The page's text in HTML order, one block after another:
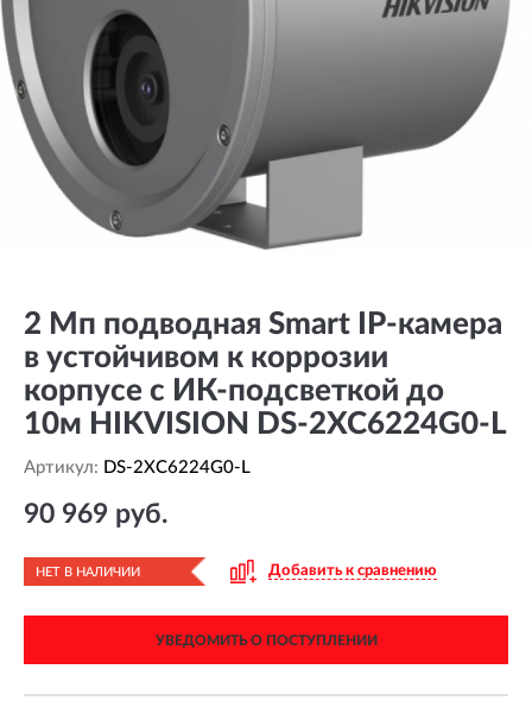
2 Мп подводная Smart IP-камера
в устойчивом к коррозии
корпусе c ИК-подсветкой до
10м HIKVISION DS-2XC6224G0-L
Артикул: DS-2XC6224G0-L
90 969 руб.
НЕТ В НАЛИЧИИ Добавить к сравнению
УВЕДОМИТЬ О ПОСТУПЛЕНИИ